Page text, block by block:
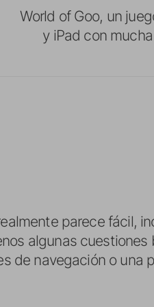
World of Goo, un
y iPad con
parece fácil,
algunas cuestiones
de navegación o una